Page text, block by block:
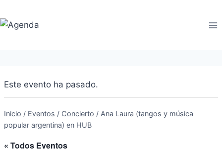
al
contenido
Este evento ha pasado.
Inicio / Eventos / Concierto / Ana Laura (tangos y música
popular argentina) en HUB
« Todos Eventos